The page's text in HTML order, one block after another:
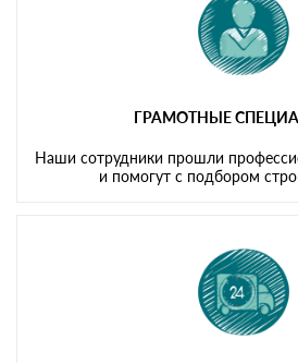
ГРАМОТНЫЕ
Наши сотрудники прошли
и помогут с подбором